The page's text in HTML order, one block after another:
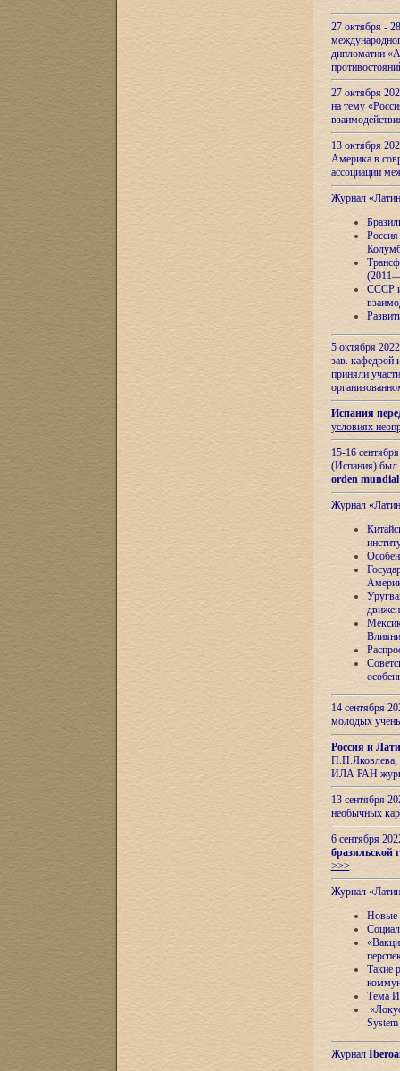
27 октября -
дипломатии
27 октября
на тему
13 октября
Америка в
ассоциации
Журнал
СССР и
5 октября
зав.
приняли
Испания
условиях
15-16
(Испания) был
orden
Журнал
14 сентября
молодых
Россия и
П.П.Яковлева,
ИЛА РАН
13 сентября
необычных
6 сентября
бразильской
>>>
Журнал
Новые
Такие
Тема
Журнал